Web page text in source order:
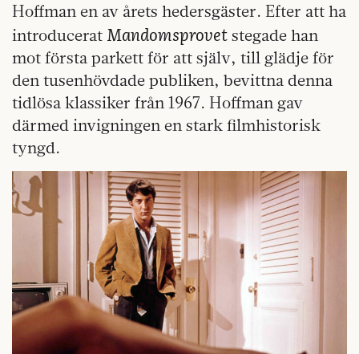
Hoffman en av årets hedersgäster. Efter att ha
introducerat Mandomsprovet stegade han
mot första parkett för att själv, till glädje för
den tusenhövdade publiken, bevittna denna
tidlösa klassiker från 1967. Hoffman gav
därmed invigningen en stark filmhistorisk
tyngd.